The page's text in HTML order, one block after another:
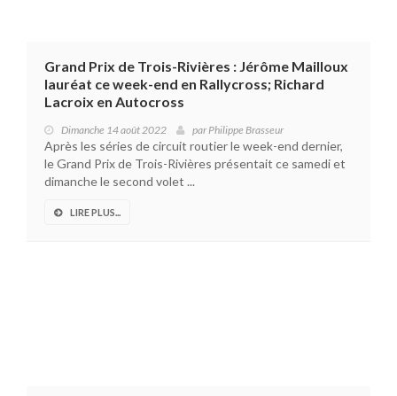
Grand Prix de Trois-Rivières : Jérôme Mailloux
lauréat ce week-end en Rallycross; Richard
Lacroix en Autocross
Dimanche 14 août 2022 parPhilippe Brasseur
Après les séries de circuit routier le week-end dernier,
le Grand Prix de Trois-Rivières présentait ce samedi et
dimanche le second volet ...
LIRE PLUS...